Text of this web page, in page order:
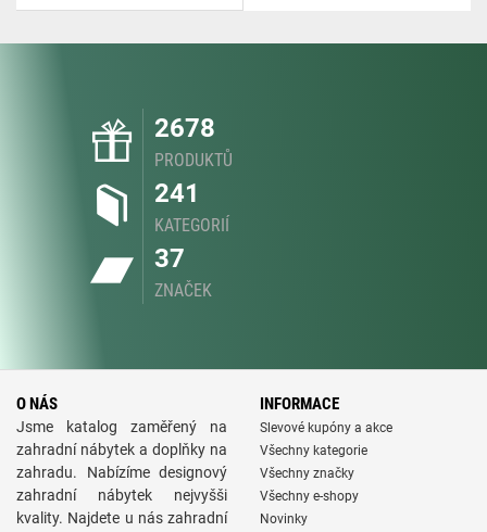
2678
PRODUKTŮ
241
KATEGORIÍ
37
ZNAČEK
O NÁS
Jsme katalog zaměřený na
zahradní nábytek a doplňky na
zahradu. Nabízíme designový
zahradní nábytek nejvyšši
kvality. Najdete u nás zahradní
INFORMACE
Slevové kupóny a akce
Všechny kategorie
Všechny značky
Všechny e-shopy
Novinky